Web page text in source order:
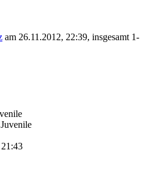
am 26.11.2012, 22:39, insgesamt 1-